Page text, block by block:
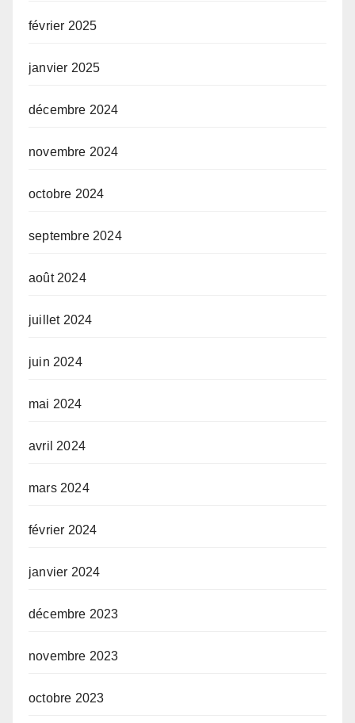
février 2025
janvier 2025
décembre 2024
novembre 2024
octobre 2024
septembre 2024
août 2024
juillet 2024
juin 2024
mai 2024
avril 2024
mars 2024
février 2024
janvier 2024
décembre 2023
novembre 2023
octobre 2023